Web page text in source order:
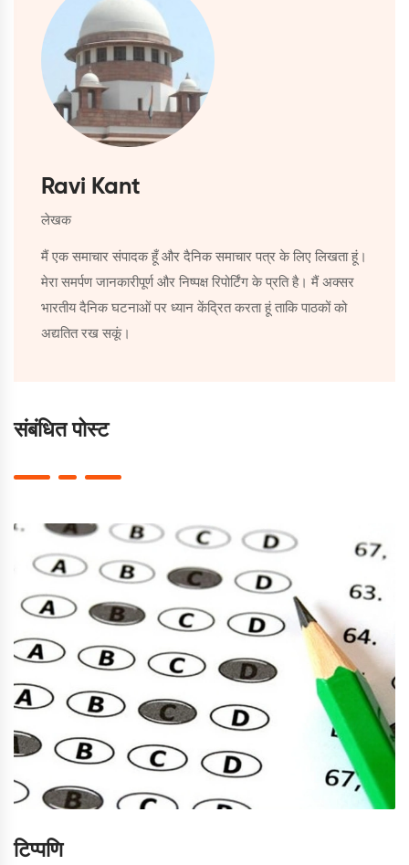
Ravi Kant
लेखक
मैं एक समाचार संपादक हूँ और दैनिक समाचार पत्र के लिए लिखता हूं।
मेरा समर्पण जानकारीपूर्ण और निष्पक्ष रिपोर्टिंग के प्रति है। मैं अक्सर
भारतीय दैनिक घटनाओं पर ध्यान केंद्रित करता हूं ताकि पाठकों को
अद्यतित रख सकूं।
संबंधित पोस्ट
टिप्पणि